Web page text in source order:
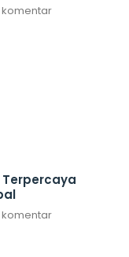
Terpercaya